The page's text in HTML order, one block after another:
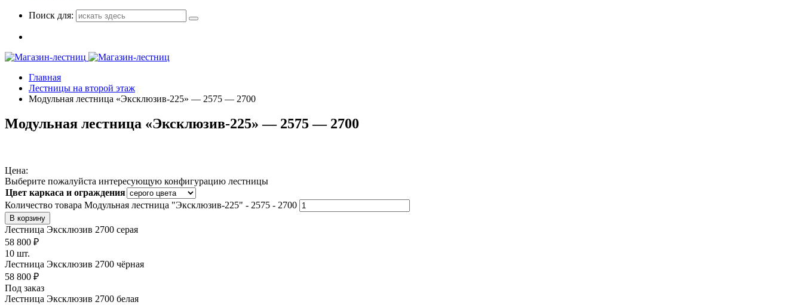
Поиск для:
Главная
Лестницы на второй этаж
Модульная лестница «Эксклюзив-225» — 2575 — 2700
Модульная лестница «Эксклюзив-225» — 2575 — 2700
Цена:
Выберите пожалуйста интересующую конфигурацию лестницы
Цвет каркаса и ограждения
Количество товара Модульная лестница "Эксклюзив-225" - 2575 - 2700
В корзину
Лестница Эксклюзив 2700 серая
58 800 ₽
10 шт.
Лестница Эксклюзив 2700 чёрная
58 800 ₽
Под заказ
Лестница Эксклюзив 2700 белая